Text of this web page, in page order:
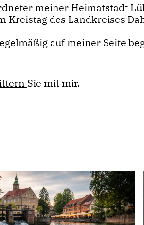
meiner Heimatstadt
Kreistag des Landkreises
auf meiner Seite
Sie mit mir.